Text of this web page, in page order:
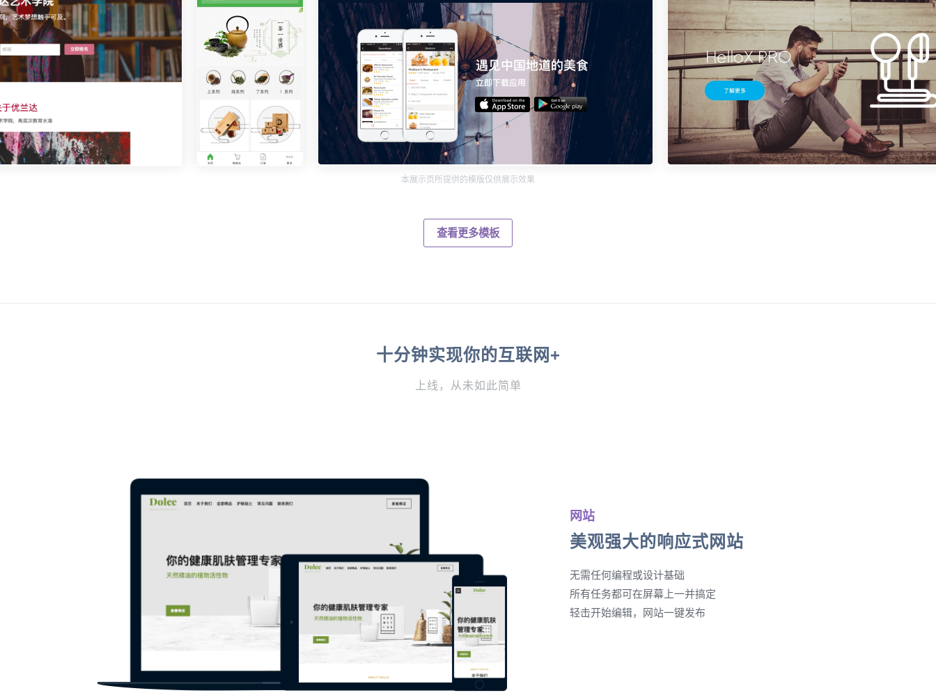
本展示页所提供的模版仅供展示效果
查看更多模板
十分钟实现你的互联网+
上线，从未如此简单
网站
美观强大的响应式网站
无需任何编程或设计基础
所有任务都可在屏幕上一并搞定
轻击开始编辑，网站一键发布